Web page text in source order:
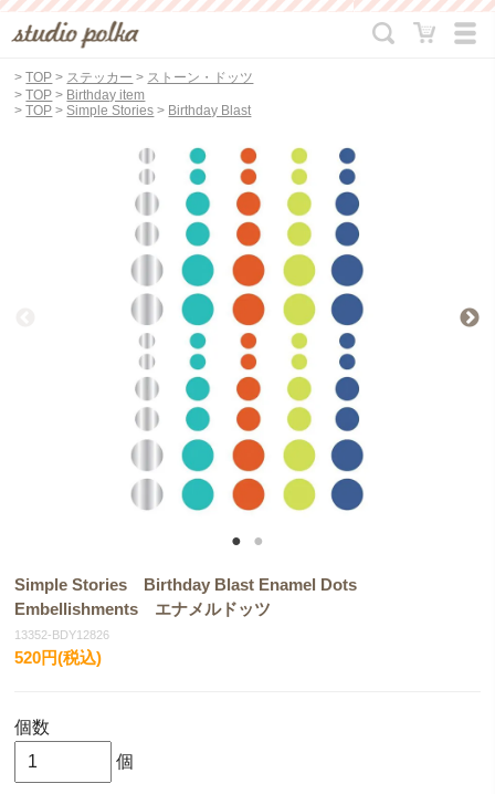
>TOP > ステッカー > ストーン・ドッツ
>TOP > Birthday item
>TOP > Simple Stories > Birthday Blast
Simple Stories Birthday Blast Enamel Dots
Embellishments エナメルドッツ
13352-BDY12826
520円(税込)
個数
個